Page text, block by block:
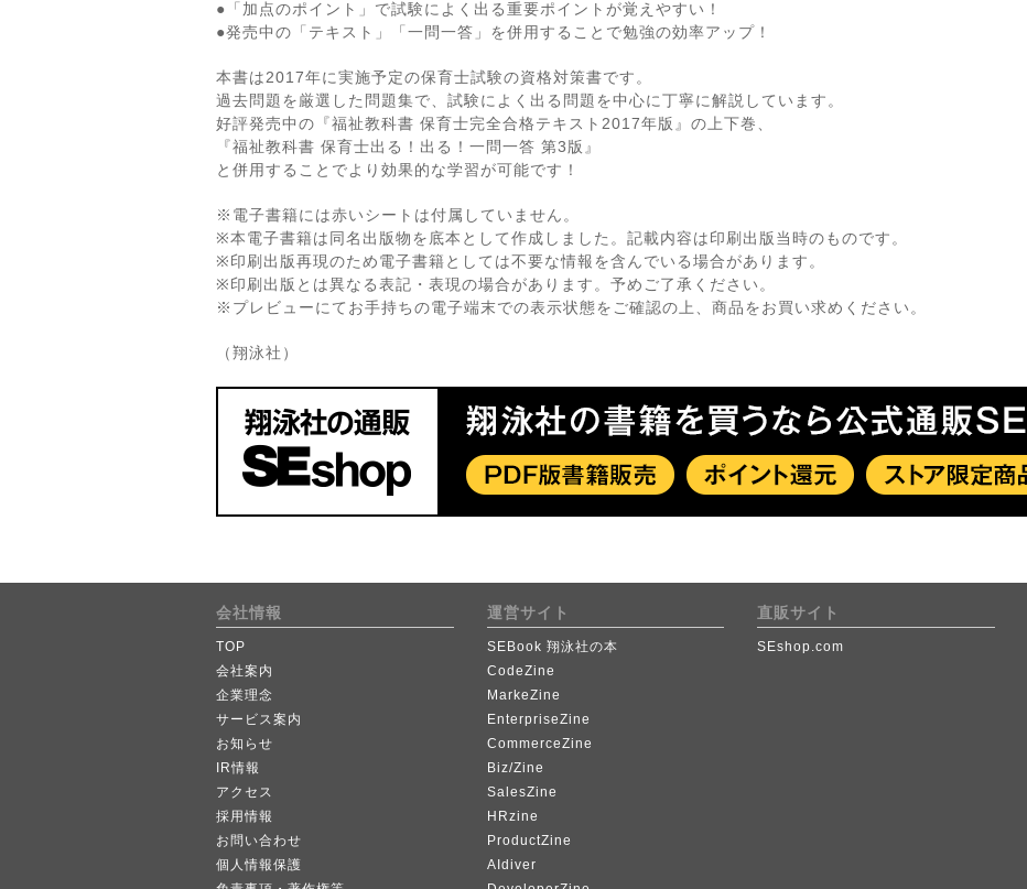
●「加点のポイント」で試験によく出る重要ポイントが覚えやすい！
●発売中の「テキスト」「一問一答」を併用することで勉強の効率アップ！
本書は2017年に実施予定の保育士試験の資格対策書です。
過去問題を厳選した問題集で、試験によく出る問題を中心に丁寧に解説しています。
好評発売中の『福祉教科書 保育士完全合格テキスト2017年版』の上下巻、
『福祉教科書 保育士出る！出る！一問一答 第3版』
と併用することでより効果的な学習が可能です！
※電子書籍には赤いシートは付属していません。
※本電子書籍は同名出版物を底本として作成しました。記載内容は印刷出版当時のものです。
※印刷出版再現のため電子書籍としては不要な情報を含んでいる場合があります。
※印刷出版とは異なる表記・表現の場合があります。予めご了承ください。
※プレビューにてお手持ちの電子端末での表示状態をご確認の上、商品をお買い求めください。
（翔泳社）
会社情報
TOP
会社案内
企業理念
サービス案内
お知らせ
IR情報
アクセス
採用情報
お問い合わせ
個人情報保護
運営サイト
SEBook 翔泳社の本
CodeZine
MarkeZine
EnterpriseZine
CommerceZine
Biz/Zine
SalesZine
HRzine
ProductZine
AIdiver
直販サイト
SEshop.com